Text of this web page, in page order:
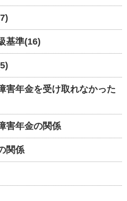
基準(16)
害年金を受け取れなかった
害年金の関係
関係